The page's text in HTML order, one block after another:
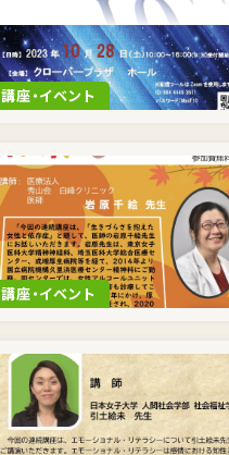
講座・イベント
講座・イベント